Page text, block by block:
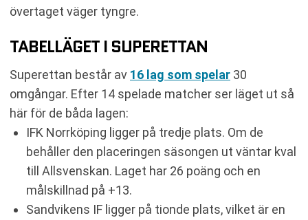
övertaget väger tyngre.
TABELLÄGET I SUPERETTAN
Superettan består av 16 lag som spelar 30
omgångar. Efter 14 spelade matcher ser läget ut så
här för de båda lagen:
IFK Norrköping ligger på tredje plats. Om de
behåller den placeringen säsongen ut väntar kval
till Allsvenskan. Laget har 26 poäng och en
målskillnad på +13.
Sandvikens IF ligger på tionde plats, vilket är en